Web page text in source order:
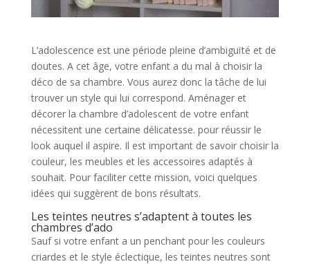
L’adolescence est une période pleine d’ambiguïté et de
doutes. A cet âge, votre enfant a du mal à choisir la
déco de sa chambre. Vous aurez donc la tâche de lui
trouver un style qui lui correspond. Aménager et
décorer la chambre d’adolescent de votre enfant
nécessitent une certaine délicatesse. pour réussir le
look auquel il aspire. Il est important de savoir choisir la
couleur, les meubles et les accessoires adaptés à
souhait. Pour faciliter cette mission, voici quelques
idées qui suggèrent de bons résultats.
Les teintes neutres s’adaptent à toutes les
chambres d’ado
Sauf si votre enfant a un penchant pour les couleurs
criardes et le style éclectique, les teintes neutres sont